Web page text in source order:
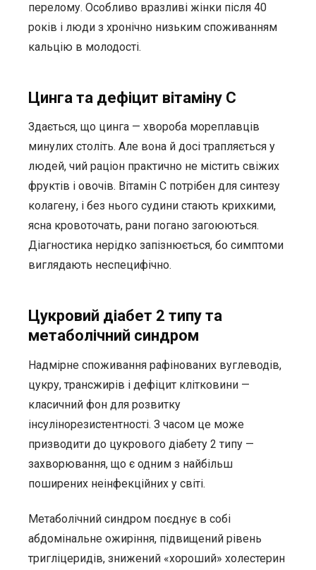
перелому. Особливо вразливі жінки після 40
років і люди з хронічно низьким споживанням
кальцію в молодості.
Цинга та дефіцит вітаміну C
Здається, що цинга — хвороба мореплавців
минулих століть. Але вона й досі трапляється у
людей, чий раціон практично не містить свіжих
фруктів і овочів. Вітамін C потрібен для синтезу
колагену, і без нього судини стають крихкими,
ясна кровоточать, рани погано загоюються.
Діагностика нерідко запізнюється, бо симптоми
виглядають неспецифічно.
Цукровий діабет 2 типу та
метаболічний синдром
Надмірне споживання рафінованих вуглеводів,
цукру, трансжирів і дефіцит клітковини —
класичний фон для розвитку
інсулінорезистентності. З часом це може
призводити до цукрового діабету 2 типу —
захворювання, що є одним з найбільш
поширених неінфекційних у світі.
Метаболічний синдром поєднує в собі
абдомінальне ожиріння, підвищений рівень
тригліцеридів, знижений «хороший» холестерин